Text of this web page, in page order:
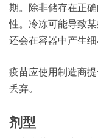
期。除非储存在正
性。冷冻可能导致
还会在容器中产生
疫苗应使用制造商
丢弃。
剂型